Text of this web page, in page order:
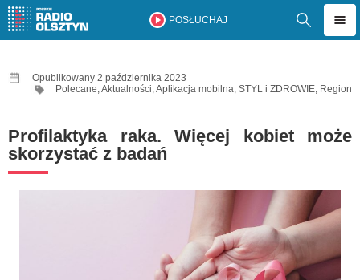
POSŁUCHAJ
Opublikowany 2 października 2023
Polecane,Aktualności,Aplikacja mobilna, STYL i ZDROWIE, Region
Profilaktyka raka. Więcej kobiet może
skorzystać z badań